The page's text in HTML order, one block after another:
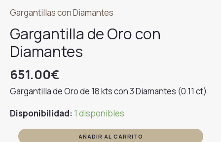
Gargantillas con Diamantes
Gargantilla de Oro con
Diamantes
651.00€
Gargantilla de Oro de 18 kts con 3 Diamantes (0.11 ct).
Disponibilidad: 1 disponibles
Gargantilla
AÑADIR AL CARRITO